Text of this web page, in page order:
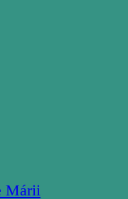
Márii